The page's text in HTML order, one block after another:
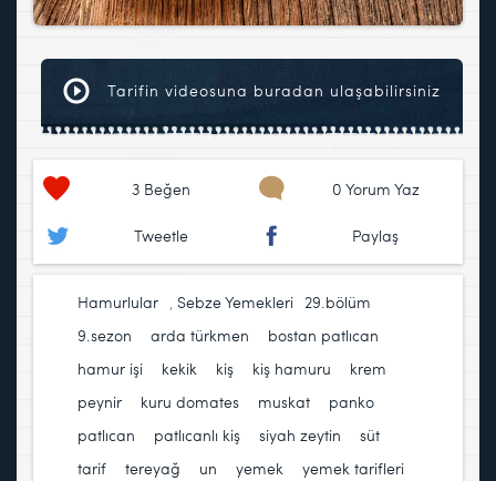
Tarifin videosuna buradan ulaşabilirsiniz
3 Beğen 0 Yorum Yaz
Tweetle Paylaş
Hamurlular , Sebze Yemekleri 29.bölüm
9.sezon
arda türkmen bostan patlıcan
hamur işi
kekik kiş kiş hamuru
krem
peynir
kuru domates muskat panko
patlıcan
patlıcanlı kiş siyah zeytin süt
tarif
tereyağ un yemek yemek tarifleri